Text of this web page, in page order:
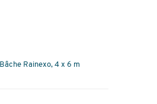
Bâche Rainexo, 4 x 6 m